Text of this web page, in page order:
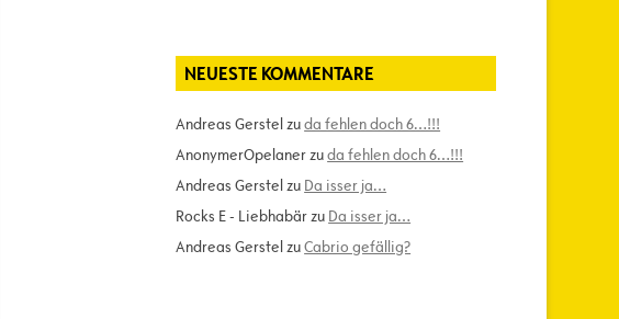
NEUESTE KOMMENTARE
Andreas Gerstelzuda fehlen doch 6…!!!
AnonymerOpelanerzuda fehlen doch 6…!!!
Andreas Gerstelzu Da isser ja…
Rocks E - Liebhabärzu Da isser ja…
Andreas GerstelzuCabrio gefällig?